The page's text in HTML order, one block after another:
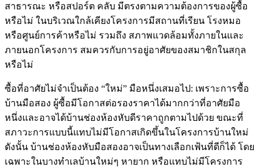
สาธารณะ หรือสปอร์ต คลับ มีตรงตามความต้องการของผู้ซื้อ
หรือไม่ ในบริเวณใกล้เคียงโครงการมีสถานที่เรียน โรงหมอ
หรือศูนย์การค้าหรือไม่ รวมถึง สภาพแวดล้อมทั้งภายในและ
ภายนอกโครงการ สมควรกับการอยู่อาศัยของสมาชิกในสกุล
หรือไม่
ซื้อที่อาศัยไม่จำเป็นต้อง “ใหม่” มือหนึ่งเสมอไป: เพราะการซื้อ
บ้านมือสอง ผู้ซื้อมีโอกาสต่อรองราคาได้มากกว่าที่อาศัยมือ
หนึ่งและอาจได้บ้านช่องห้องหับดีราคาถูกตามไปด้วย ขณะที่
สภาวะการแบบนี้แทบไม่มีโอกาสเกิดขึ้นในโครงการบ้านใหม่
ดังนั้น บ้านช่องห้องหับมือสองอาจเป็นทางเลือกเฟ้นที่ดีก็ได้ โดย
เฉพาะในบางทำเลบ้านใหม่ๆ หายาก หรือแทบไม่มีโครงการ